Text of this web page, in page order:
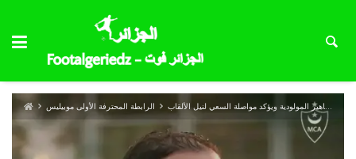
الرابطة المحترفة الأولى موبيليس حاج رجم يطمئن جماهير المولودية ويؤكد مواصلة السعي لنيل الألقاب